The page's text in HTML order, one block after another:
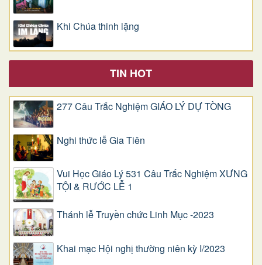
Khi Chúa thinh lặng
TIN HOT
277 Câu Trắc Nghiệm GIÁO LÝ DỰ TÒNG
Nghi thức lễ Gia Tiên
Vui Học Giáo Lý 531 Câu Trắc Nghiệm XƯNG
TỘI & RƯỚC LỄ 1
Thánh lễ Truyền chức Linh Mục -2023
Khai mạc Hội nghị thường niên kỳ I/2023